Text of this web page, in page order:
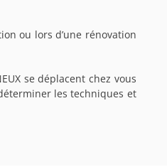
ou lors d’une rénovation
se déplacent chez vous
les techniques et